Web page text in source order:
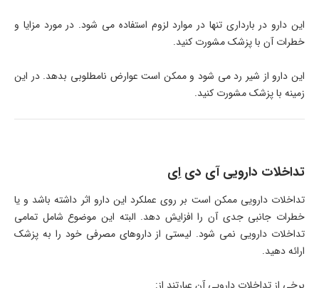
این دارو در بارداری تنها در موارد لزوم استفاده می شود. در مورد مزایا و
خطرات آن با پزشک مشورت کنید.
این دارو از شیر رد می شود و ممکن است عوارض نامطلوبی بدهد. در این
زمینه با پزشک مشورت کنید.
تداخلات دارویی آی دی اِی
تداخلات دارویی ممکن است بر روی عملکرد این دارو اثر داشته باشد و یا
خطرات جانبی جدی آن را افزایش دهد. البته این موضوع شامل تمامی
تداخلات دارویی نمی شود. لیستی از داروهای مصرفی خود را به پزشک
ارائه دهید.